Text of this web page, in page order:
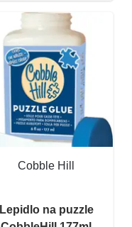
Cobble Hill
Lepidlo na puzzle